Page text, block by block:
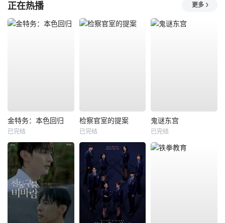
正在热播 更多
金特务：本色回归
已完结
检察官室的提案
已完结
鬼谜东宫
已完结